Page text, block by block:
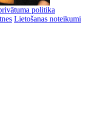
politika
Lietošanas noteikumi